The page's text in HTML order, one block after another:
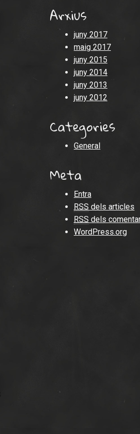
Arxius
juny 2017
maig 2017
juny 2015
juny 2014
juny 2013
juny 2012
Categories
General
Meta
Entra
RSS dels articles
RSS dels
WordPress.org